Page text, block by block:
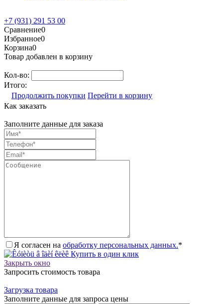
+7 (931) 291 53 00
Сравнение0
Избранное0
Корзина0
Товар добавлен в корзину
Кол-во:
Итого:
Продолжить покупки Перейти в корзину
Как заказать
Заполните данные для заказа
Я согласен на обработку персональных данных.*
Купить в один клик
Закрыть окно
Запросить стоимость товара
Загрузка товара
Заполните данные для запроса цены